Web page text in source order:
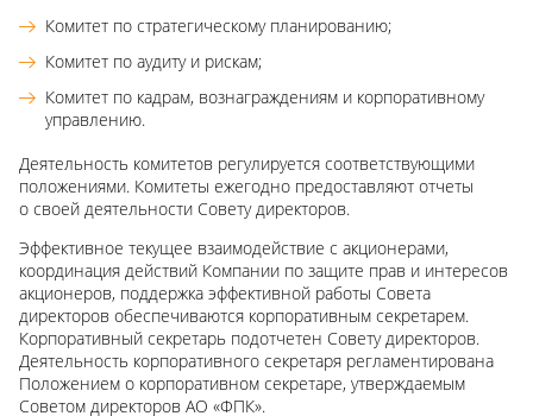
Комитет по стратегическому планированию;
Комитет по аудиту и рискам;
Комитет по кадрам, вознаграждениям и корпоративному
управлению.
Деятельность комитетов регулируется соответствующими
положениями. Комитеты ежегодно предоставляют отчеты
о своей деятельности Совету директоров.
Эффективное текущее взаимодействие с акционерами,
координация действий Компании по защите прав и интересов
акционеров, поддержка эффективной работы Совета
директоров обеспечиваются корпоративным секретарем.
Корпоративный секретарь подотчетен Совету директоров.
Деятельность корпоративного секретаря регламентирована
Положением о корпоративном секретаре, утверждаемым
Советом директоров АО «ФПК».